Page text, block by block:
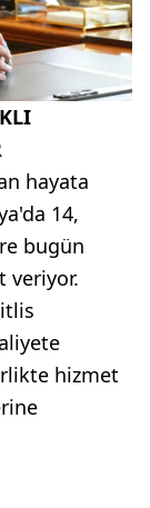
hayata
14,
bugün
veriyor.
hizmet